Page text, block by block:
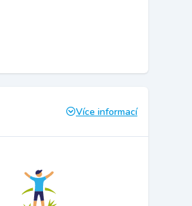
Více informací